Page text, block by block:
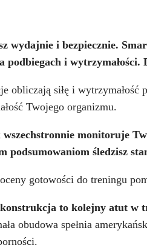
wydajnie i bezpiecznie.
podbiegach i wytrzymałości.
obliczają siłę i wytrzymałość
Twojego organizmu.
wszechstronnie monitoruje
podsumowaniom śledzisz
gotowości do treningu
to kolejny atut w
obudowa spełnia